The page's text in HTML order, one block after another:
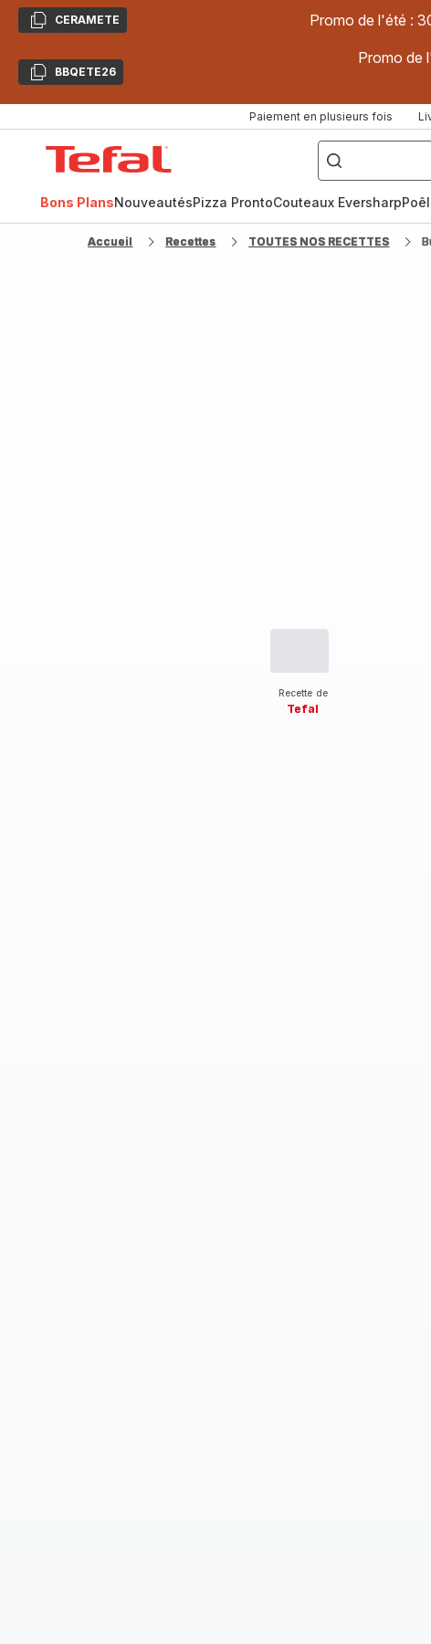
CopierCERAMETE Promo de l'été :
CopierBBQETE26
Promo de
Paiement en plusieurs fois
["Poêles
inox,
Cake
Factory,
Bons PlansNouveautésPizza ProntoCouteaux Eversharp
Accueil Recettes TOUTES NOS RECETTES
Recette de
Tefal